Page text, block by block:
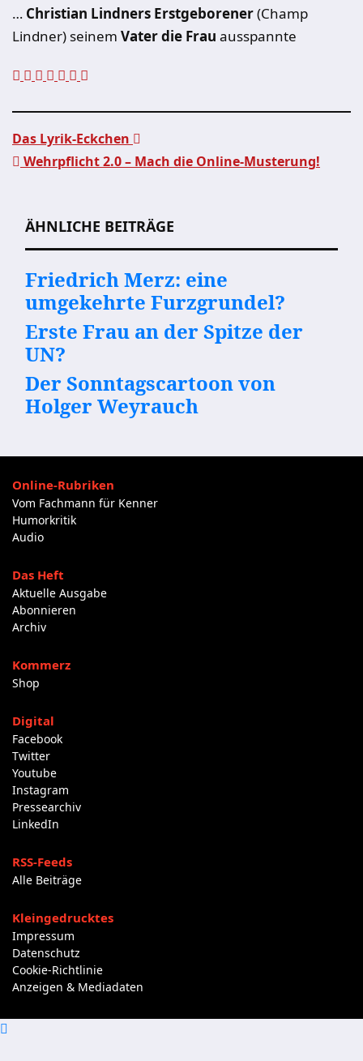
… Christian Lindners Erstgeborener(Champ
Lindner) seinem Vater die Frau ausspannte
Das Lyrik-Eckchen
Wehrpflicht 2.0 – Mach die Online-Musterung!
ÄHNLICHE BEITRÄGE
Friedrich Merz: eine
umgekehrte Furzgrundel?
Erste Frau an der Spitze der
UN?
Der Sonntagscartoon von
Holger Weyrauch
Online-Rubriken
Vom Fachmann für Kenner
Humorkritik
Audio
Das Heft
Aktuelle Ausgabe
Abonnieren
Archiv
Kommerz
Shop
Digital
Facebook
Twitter
Youtube
Instagram
Pressearchiv
LinkedIn
RSS-Feeds
Alle Beiträge
Kleingedrucktes
Impressum
Datenschutz
Cookie-Richtlinie
Anzeigen & Mediadaten